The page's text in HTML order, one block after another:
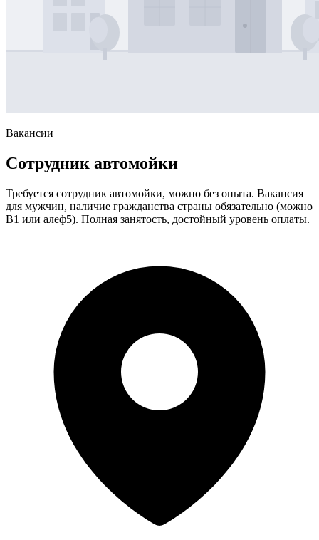
Вакансии
Сотрудник автомойки
Требуется сотрудник автомойки, можно без опыта. Вакансия
для мужчин, наличие гражданства страны обязательно (можно
В1 или алеф5). Полная занятость, достойный уровень оплаты.